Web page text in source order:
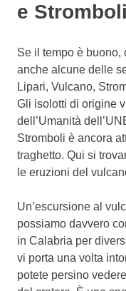
e Stromboli
Se il tempo è buono,
anche alcune delle
Lipari, Vulcano,
Gli isolotti di origine
dell’Umanità
Stromboli è ancora
traghetto. Qui si
le eruzioni del
Un’escursione al
possiamo davvero
in Calabria per
vi porta una volta
potete persino